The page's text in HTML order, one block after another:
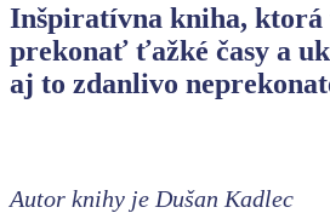
Inšpiratívna kniha, ktorá
prekonať ťažké časy a
aj to zdanlivo
Autor knihy je Dušan Kadlec